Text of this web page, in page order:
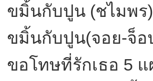
ขมิ้นกับปูน (ชไมพร
ขมิ้นกับปูน(จอย-จ็อ
ขอโทษที่รักเธอ 5